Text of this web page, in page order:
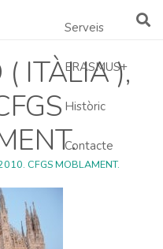
Serveis
ERASMUS+
Històric
Contacte
ITÀLIA ),
CFGS MOBLAMENT.